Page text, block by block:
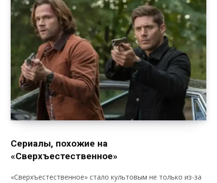
Сериалы, похожие на
«Сверхъестественное»
«Сверхъестественное» стало культовым не только из-за